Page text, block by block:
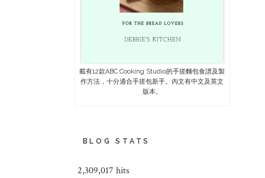
載有12款ABC Cooking Studio的手搓麵包食譜及製
作方法，十分適合手搓包新手。內文有中文及英文
版本。
BLOG STATS
2,309,017 hits